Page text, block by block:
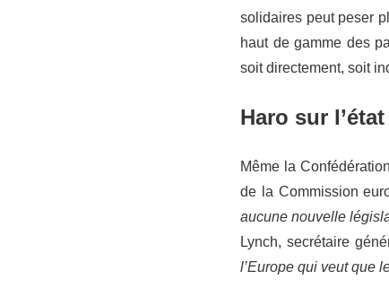
solidaires peut peser
haut de gamme des
soit directement, soit
Haro sur
Même la
de la Commission
aucune nouvelle
Lynch, secrétaire
l’Europe qui veut que